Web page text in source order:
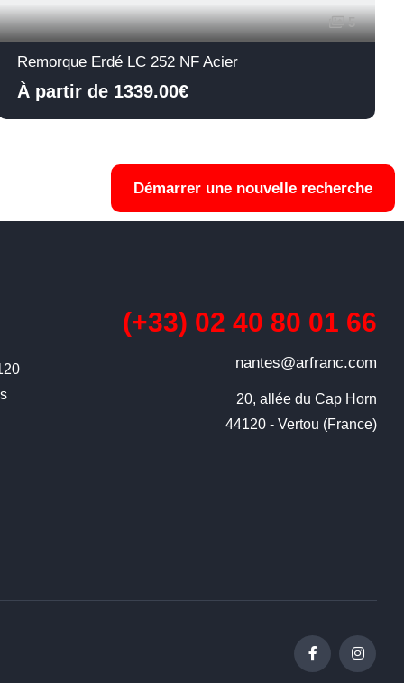
5
Remorque Erdé LC 252 NF Acier
À partir de 1339.00€
Démarrer une nouvelle recherche
(+33) 02 40 80 01 66
nantes@arfranc.com
20, allée du Cap Horn
44120 - Vertou (France)